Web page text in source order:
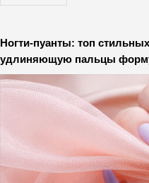
Ногти-пуанты: топ
удлиняющую пальцы